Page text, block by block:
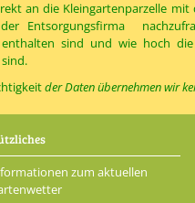
an die Kleingartenparzelle mit
Entsorgungsfirma
enthalten sind und wie hoch
der Daten übernehmen wir
zum aktuellen